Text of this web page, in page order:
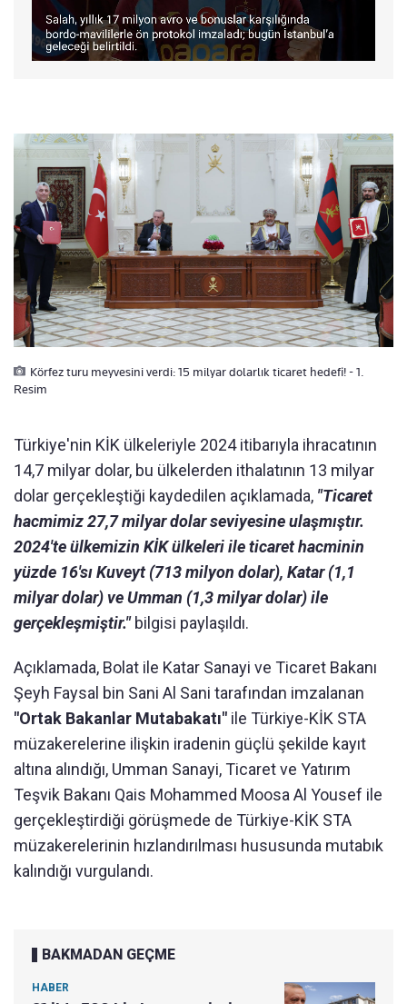
Körfez turu meyvesini verdi: 15 milyar dolarlık ticaret hedefi! - 1.
Resim
Türkiye'nin KİK ülkeleriyle 2024 itibarıyla ihracatının
14,7 milyar dolar, bu ülkelerden ithalatının 13 milyar
dolar gerçekleştiği kaydedilen açıklamada, "Ticaret
hacmimiz 27,7 milyar dolar seviyesine ulaşmıştır.
2024'te ülkemizin KİK ülkeleri ile ticaret hacminin
yüzde 16'sı Kuveyt (713 milyon dolar), Katar (1,1
milyar dolar) ve Umman (1,3 milyar dolar) ile
gerçekleşmiştir."bilgisi paylaşıldı.
Açıklamada, Bolat ile Katar Sanayi ve Ticaret Bakanı
Şeyh Faysal bin Sani Al Sani tarafından imzalanan
"Ortak Bakanlar Mutabakatı" ile Türkiye-KİK STA
müzakerelerine ilişkin iradenin güçlü şekilde kayıt
altına alındığı, Umman Sanayi, Ticaret ve Yatırım
Teşvik Bakanı Qais Mohammed Moosa Al Yousef ile
gerçekleştirdiği görüşmede de Türkiye-KİK STA
müzakerelerinin hızlandırılması hususunda mutabık
kalındığı vurgulandı.
BAKMADAN GEÇME
HABER